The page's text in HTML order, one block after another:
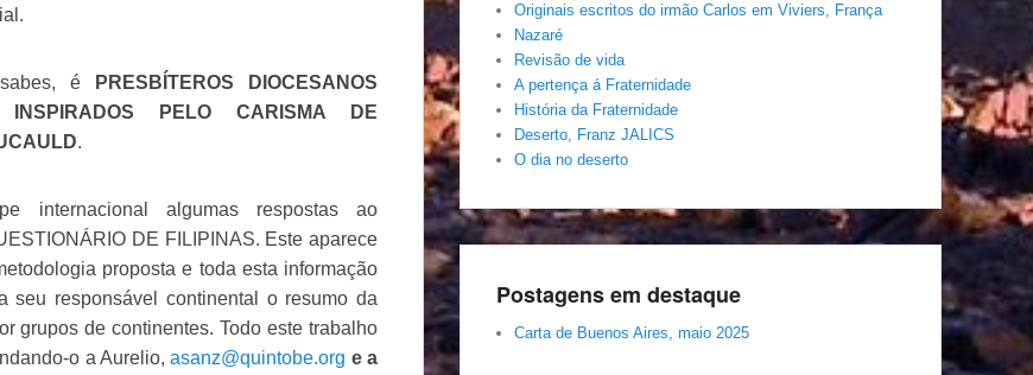
é
PRESBÍTEROS DIOCESANOS
INSPIRADOS PELO CARISMA DE
.
internacional algumas respostas ao
DE FILIPINAS. Este aparece
proposta e toda esta informação
responsável continental o resumo da
grupos de continentes. Todo este trabalho
o a Aurelio,asanz@quintobe.org e a
Originais escritos do irmão Carlos em Viviers, França
Nazaré
Revisão de vida
A pertença á Fraternidade
História da Fraternidade
Deserto, Franz JALICS
O dia no deserto
Postagens em destaque
Carta de Buenos Aires, maio 2025